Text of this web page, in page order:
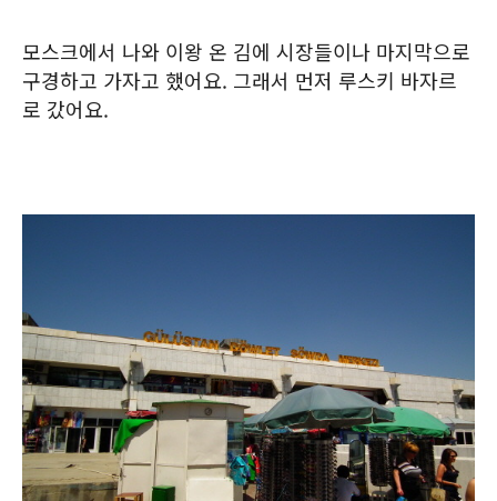
모스크에서 나와 이왕 온 김에 시장들이나 마지막으로
구경하고 가자고 했어요. 그래서 먼저 루스키 바자르
로 갔어요.